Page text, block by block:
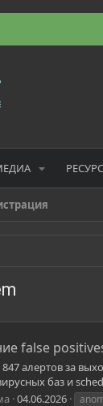
false
847 алертов за
баз и
04.06.2026